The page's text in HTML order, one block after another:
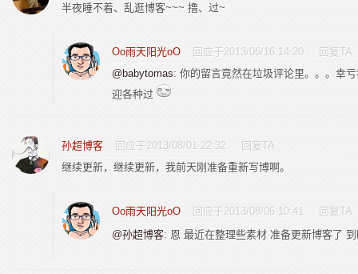
半夜睡不着、乱逛博客~~~ 撸、过~
Oo雨天阳光oO 回应于2013/06/16 14:20
回复TA
@babytomas: 你的留言竟然在垃圾评论里。。。幸
迎各种过
孙超博客 回应于2013/08/01 22:32
回复TA
继续更新，继续更新，我前天刚准备重新写博啊。
Oo雨天阳光oO 回应于2013/08/06 10:41
回复TA
@孙超博客: 恩 最近在整理些素材 准备更新博客了